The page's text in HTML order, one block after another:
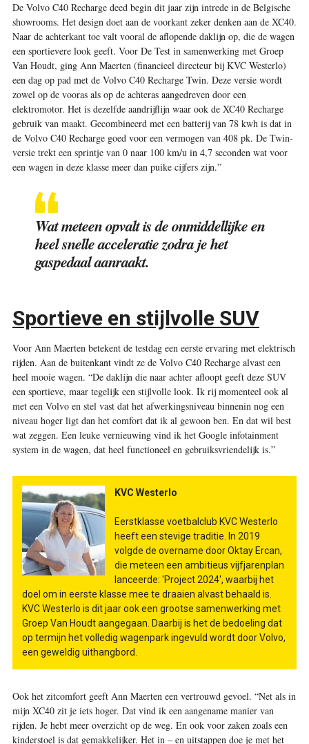
De Volvo C40 Recharge deed begin dit jaar zijn intrede in de Belgische
showrooms. Het design doet aan de voorkant zeker denken aan de XC40.
Naar de achterkant toe valt vooral de aflopende daklijn op, die de wagen
een sportievere look geeft. Voor De Test in samenwerking met Groep
Van Houdt, ging Ann Maerten (financieel directeur bij KVC Westerlo)
een dag op pad met de Volvo C40 Recharge Twin. Deze versie wordt
zowel op de vooras als op de achteras aangedreven door een
elektromotor. Het is dezelfde aandrijflijn waar ook de XC40 Recharge
gebruik van maakt. Gecombineerd met een batterij van 78 kwh is dat in
de Volvo C40 Recharge goed voor een vermogen van 408 pk. De Twin-
versie trekt een sprintje van 0 naar 100 km/u in 4,7 seconden wat voor
een wagen in deze klasse meer dan puike cijfers zijn.”
Wat meteen opvalt is de onmiddellijke en
heel snelle acceleratie zodra je het
gaspedaal aanraakt.
Sportieve en stijlvolle SUV
Voor Ann Maerten betekent de testdag een eerste ervaring met elektrisch
rijden. Aan de buitenkant vindt ze de Volvo C40 Recharge alvast een
heel mooie wagen. “De daklijn die naar achter afloopt geeft deze SUV
een sportieve, maar tegelijk een stijlvolle look. Ik rij momenteel ook al
met een Volvo en stel vast dat het afwerkingsniveau binnenin nog een
niveau hoger ligt dan het comfort dat ik al gewoon ben. En dat wil best
wat zeggen. Een leuke vernieuwing vind ik het Google infotainment
system in de wagen, dat heel functioneel en gebruiksvriendelijk is.”
KVC Westerlo
Eerstklasse voetbalclub KVC Westerlo
heeft een stevige traditie. In 2019
volgde de overname door Oktay Ercan,
die meteen een ambitieus vijfjarenplan
lanceerde: 'Project 2024', waarbij het
doel om in eerste klasse mee te draaien alvast behaald is.
KVC Westerlo is dit jaar ook een grootse samenwerking met
Groep Van Houdt aangegaan. Daarbij is het de bedoeling dat
op termijn het volledig wagenpark ingevuld wordt door Volvo,
een geweldig uithangbord.
Ook het zitcomfort geeft Ann Maerten een vertrouwd gevoel. “Net als in
mijn XC40 zit je iets hoger. Dat vind ik een aangename manier van
rijden. Je hebt meer overzicht op de weg. En ook voor zaken zoals een
kinderstoel is dat gemakkelijker. Het in – en uitstappen doe je met het